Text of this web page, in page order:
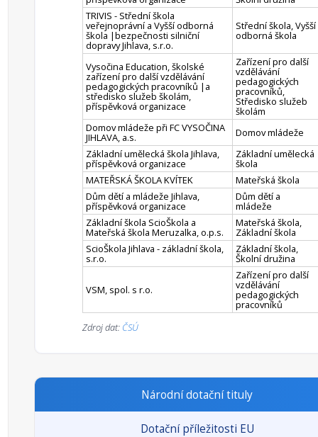
TRIVIS - Střední škola
veřejnoprávní a Vyšší odborná
škola |bezpečnosti silniční
dopravy Jihlava, s.r.o.
Střední škola, Vyšší
odborná škola
Vysočina Education, školské
zařízení pro další vzdělávání
pedagogických pracovníků |a
středisko služeb školám,
příspěvková organizace
Zařízení pro další
vzdělávání
pedagogických
pracovníků,
Středisko služeb
školám
Domov mládeže při FC VYSOČINA
JIHLAVA, a.s.
Domov mládeže
Základní umělecká škola Jihlava,
příspěvková organizace
Základní umělecká
škola
MATEŘSKÁ ŠKOLA KVÍTEK
Mateřská škola
Dům dětí a mládeže Jihlava,
příspěvková organizace
Dům dětí a
mládeže
Základní škola ScioŠkola a
Mateřská škola Meruzalka, o.p.s.
Mateřská škola,
Základní škola
ScioŠkola Jihlava - základní škola,
s.r.o.
Základní škola,
Školní družina
VSM, spol. s r.o.
Zařízení pro další
vzdělávání
pedagogických
pracovníků
Zdroj dat: ČSÚ
Národní dotační tituly
Dotační příležitosti EU